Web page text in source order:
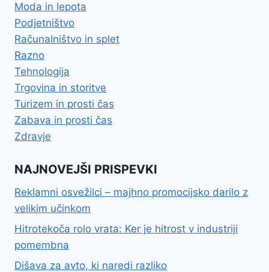
Moda in lepota
Podjetništvo
Računalništvo in splet
Razno
Tehnologija
Trgovina in storitve
Turizem in prosti čas
Zabava in prosti čas
Zdravje
NAJNOVEJŠI PRISPEVKI
Reklamni osvežilci – majhno promocijsko darilo z
velikim učinkom
Hitrotekoča rolo vrata: Ker je hitrost v industriji
pomembna
Dišava za avto, ki naredi razliko